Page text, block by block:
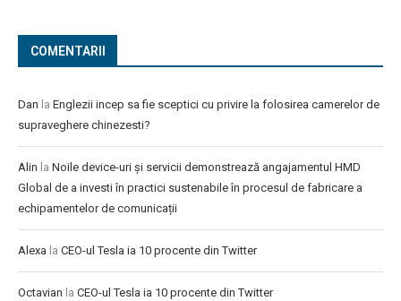
COMENTARII
Dan la Englezii incep sa fie sceptici cu privire la folosirea camerelor de
supraveghere chinezesti?
Alin la Noile device-uri și servicii demonstrează angajamentul HMD
Global de a investi în practici sustenabile în procesul de fabricare a
echipamentelor de comunicații
Alexa la CEO-ul Tesla ia 10 procente din Twitter
Octavian la CEO-ul Tesla ia 10 procente din Twitter